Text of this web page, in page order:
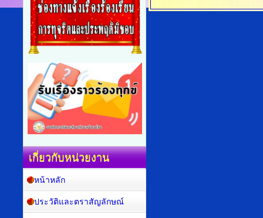
เกี่ยวกับหน่วยงาน
หน้าหลัก
ประวัติและตราสัญลักษณ์